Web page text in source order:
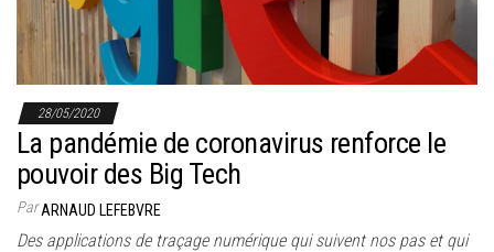
28/05/2020
La pandémie de coronavirus renforce le
pouvoir des Big Tech
ParARNAUD LEFEBVRE
Des applications de traçage numérique qui suivent nos pas et qui